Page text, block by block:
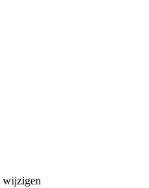
wijzigen